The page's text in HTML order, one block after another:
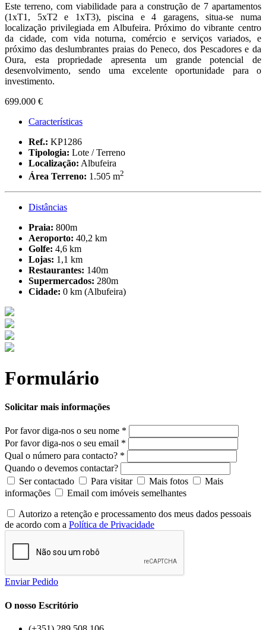
Este terreno, com viabilidade para a construção de 7 apartamentos
(1xT1, 5xT2 e 1xT3), piscina e 4 garagens, situa-se numa
localização privilegiada em Albufeira. Próximo do vibrante centro
da cidade, com vida noturna, comércio e serviços variados, e
próximo das deslumbrantes praias do Peneco, dos Pescadores e da
Oura, esta propriedade apresenta um grande potencial de
desenvolvimento, sendo uma excelente oportunidade para o
investimento.
699.000 €
Características
Ref.: KP1286
Tipologia: Lote / Terreno
Localização: Albufeira
Área Terreno: 1.505 m2
Distâncias
Praia: 800m
Aeroporto: 40,2 km
Golfe: 4,6 km
Lojas: 1,1 km
Restaurantes: 140m
Supermercados: 280m
Cidade: 0 km (Albufeira)
Formulário
Solicitar mais informações
Por favor diga-nos o seu nome *
Por favor diga-nos o seu email *
Qual o número para contacto? *
Quando o devemos contactar?
Ser contactado
Para visitar Mais fotos
Mais
informações
Email com imóveis semelhantes
Autorizo a retenção e processamento dos meus dados pessoais
de acordo com a Política de Privacidade
Enviar Pedido
O nosso Escritório